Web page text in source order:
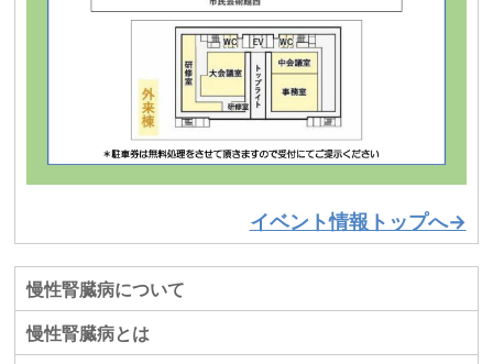
慢性腎臓病について
慢性腎臓病とは
イベント情報トップへ→